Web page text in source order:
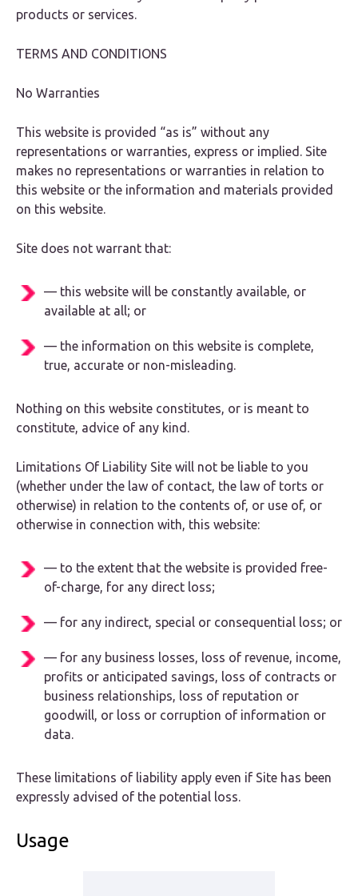
products or services.
TERMS AND CONDITIONS
No Warranties
This website is provided “as is” without any
representations or warranties, express or implied. Site
makes no representations or warranties in relation to
this website or the information and materials provided
on this website.
Site does not warrant that:
— this website will be constantly available, or
available at all; or
— the information on this website is complete,
true, accurate or non-misleading.
Nothing on this website constitutes, or is meant to
constitute, advice of any kind.
Limitations Of Liability Site will not be liable to you
(whether under the law of contact, the law of torts or
otherwise) in relation to the contents of, or use of, or
otherwise in connection with, this website:
— to the extent that the website is provided free-
of-charge, for any direct loss;
— for any indirect, special or consequential loss; or
— for any business losses, loss of revenue, income,
profits or anticipated savings, loss of contracts or
business relationships, loss of reputation or
goodwill, or loss or corruption of information or
data.
These limitations of liability apply even if Site has been
expressly advised of the potential loss.
Usage